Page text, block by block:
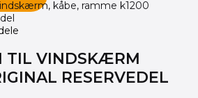
TIL VINDSKÆRM
RESERVEDEL